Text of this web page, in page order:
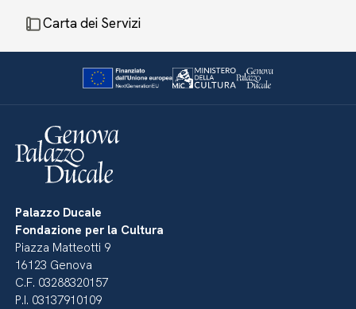
Carta dei Servizi
Palazzo Ducale
Fondazione per la Cultura
Piazza Matteotti 9
16123 Genova
C.F. 03288320157
P.I. 03137910109